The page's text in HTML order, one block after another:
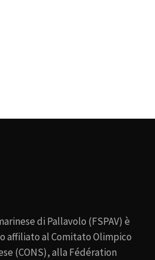
di Pallavolo (FSPAV) è
affiliato al Comitato Olimpico
(CONS), alla Fédération